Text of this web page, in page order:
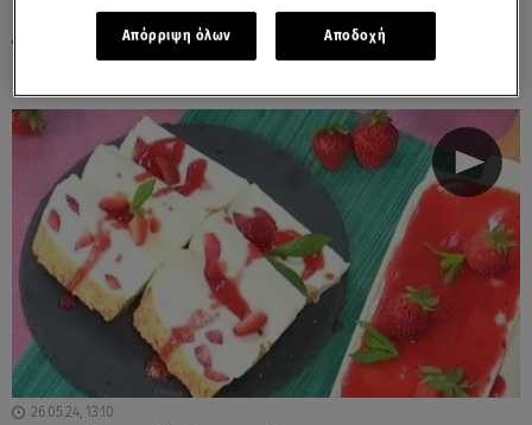
Γιαουρτογλυκό χωρίς ζάχαρη - Η συνταγή
της Χριστίνας από το MasterChef!
26.05.24, 13:10
Απόρριψη όλων Αποδοχή